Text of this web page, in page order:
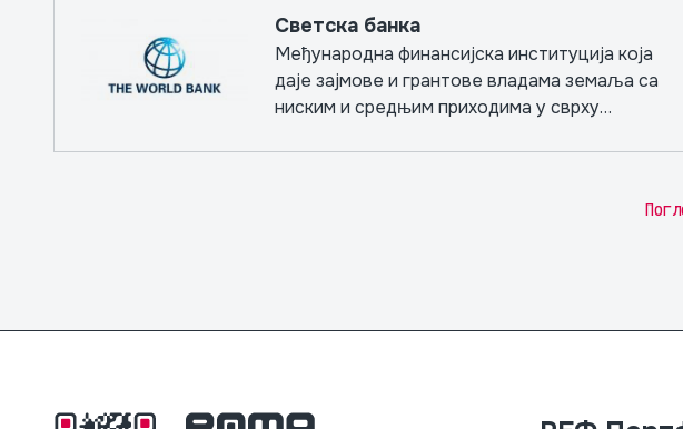
Светска банка
Међународна финансијска институција која
даје зајмове и грантове владама земаља са
ниским и средњим приходима у сврху